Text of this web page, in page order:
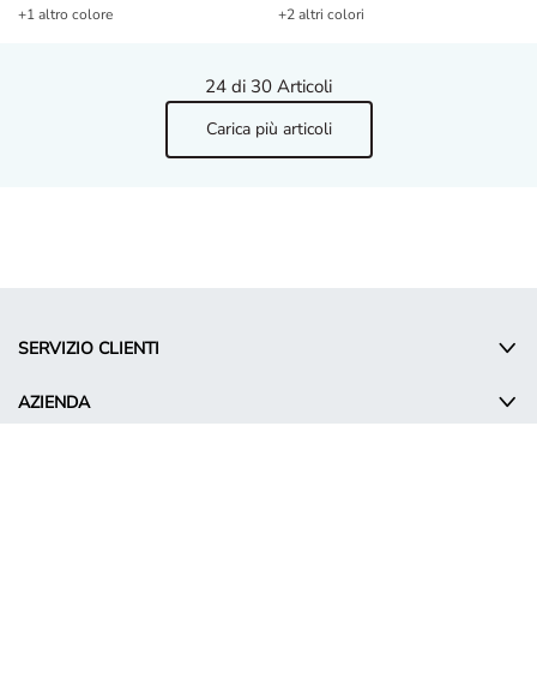
+1 altro colore +2 altri colori
24 di 30 Articoli
Carica più articoli
SERVIZIO CLIENTI
AZIENDA